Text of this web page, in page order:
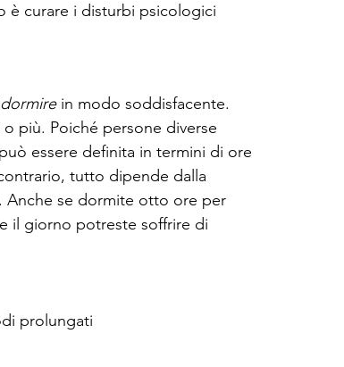
è curare i disturbi psicologici
in modo soddisfacente.
più. Poiché persone diverse
essere definita in termini di ore
tutto dipende dalla
Anche se dormite otto ore per
il giorno potreste soffrire di
prolungati